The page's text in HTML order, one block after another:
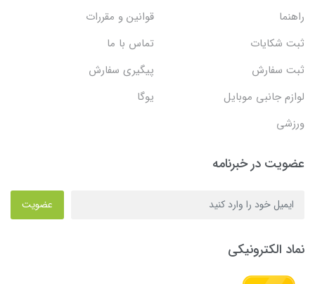
راهنما
قوانین و مقررات
ثبت شکایات
تماس با ما
ثبت سفارش
پیگیری سفارش
لوازم جانبی موبایل
یوگا
ورزشی
عضویت در خبرنامه
عضویت
نماد الکترونیکی